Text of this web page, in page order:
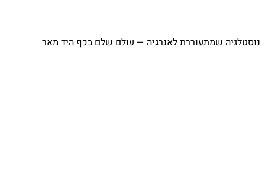
⁨ נוסטלגיה שמתעוררת לאנרגיה — עולם שלם בכף היד מאר